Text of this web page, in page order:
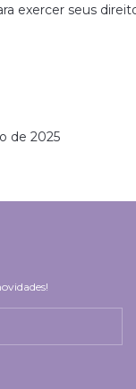
exercer seus
de 2025